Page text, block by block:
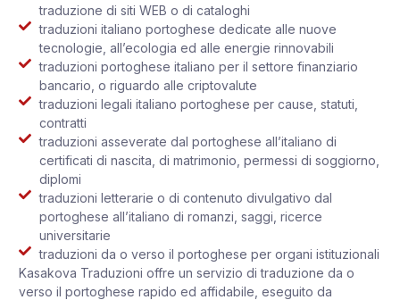
traduzione di siti WEB o di cataloghi
traduzioni italiano portoghese dedicate alle nuove
tecnologie, all’ecologia ed alle energie rinnovabili
traduzioni portoghese italiano per il settore finanziario
bancario, o riguardo alle criptovalute
traduzioni legali italiano portoghese per cause, statuti,
contratti
traduzioni asseverate dal portoghese all’italiano di
certificati di nascita, di matrimonio, permessi di soggiorno,
diplomi
traduzioni letterarie o di contenuto divulgativo dal
portoghese all’italiano di romanzi, saggi, ricerce
universitarie
traduzioni da o verso il portoghese per organi istituzionali
Kasakova Traduzioni offre un servizio di traduzione da o
verso il portoghese rapido ed affidabile, eseguito da